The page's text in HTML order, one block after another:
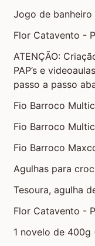
Jogo de banheiro
Flor Catavento -
ATENÇÃO:
PAP’s e
passo a passo
Fio Barroco
Fio Barroco
Fio Barroco
Agulhas para
Tesoura, agulha
Flor Catavento -
1 novelo de